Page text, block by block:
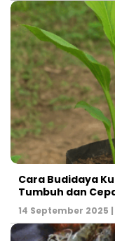
Cara Budidaya
Tumbuh dan
14 September 2025 |